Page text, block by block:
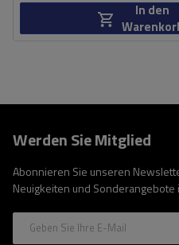
In den
Werden Sie Mitglied
Abonnieren Sie unseren
Neuigkeiten und
Geben Sie Ihre E-Mail